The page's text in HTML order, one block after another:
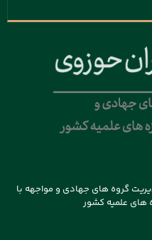
گروه های جهادی و مواجهه با
های علمیه کشور